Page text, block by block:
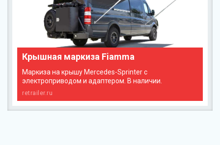
Крышная маркиза Fiamma
Маркиза на крышу Mercedes-Sprinter с
электроприводом и адаптером. В наличии.
retrailer.ru